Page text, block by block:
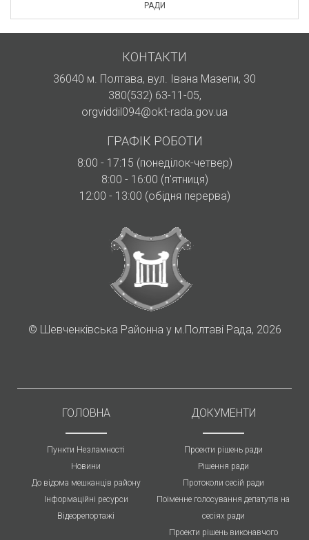
РАДИ
КОНТАКТИ
36040 м. Полтава, вул. Івана Мазепи, 30
380(532) 63-11-05,
orgviddil094@okt-rada.gov.ua
ГРАФІК РОБОТИ
8:00 - 17:15 (понеділок-четвер)
8:00 - 16:00 (п'ятниця)
12:00 - 13:00 (обідня перерва)
© Шевченківська Районна у м.Полтаві Рада, 2026
ГОЛОВНА
Пункти Незламності
Новини
До відома мешканців району
Інформаційні ресурси
Відеорепортажі
ДОКУМЕНТИ
Проекти рішень ради
Рішення ради
Протоколи cесій ради
Поіменне голосування депатутів на
сесіях ради
Проекти рішень виконавчого